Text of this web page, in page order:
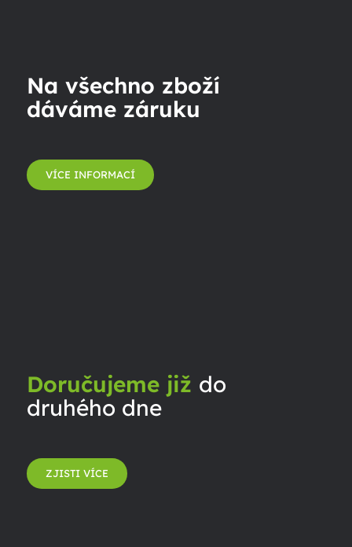
Na všechno zboží
dáváme záruku
VÍCE INFORMACÍ
Doručujeme již do
druhého dne
ZJISTI VÍCE